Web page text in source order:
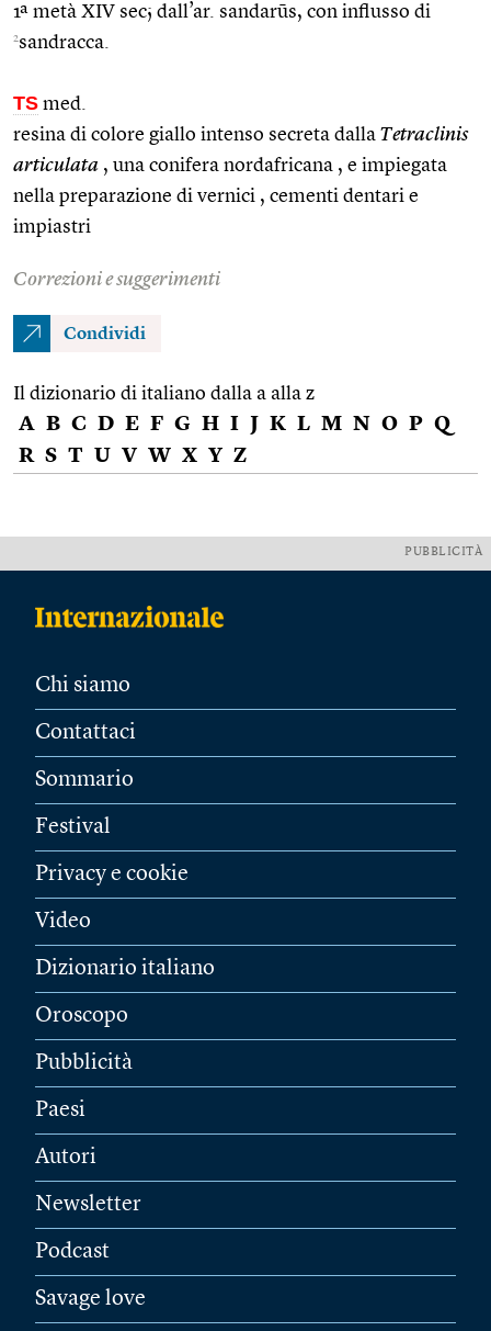
1ª metà XIV sec; dall’ar. sandarūs, con influsso di
2sandracca.
TS med.
resina di colore giallo intenso secreta dalla Tetraclinis
articulata , una conifera nordafricana , e impiegata
nella preparazione di vernici , cementi dentari e
impiastri
Correzioni e suggerimenti
Condividi
Il dizionario di italiano dalla a alla z
A B C D E F G H I J K L M N O P Q
R S T U V W X Y Z
PUBBLICITÀ
Chi siamo
Contattaci
Sommario
Festival
Privacy e cookie
Video
Dizionario italiano
Oroscopo
Pubblicità
Paesi
Autori
Newsletter
Podcast
Savage love